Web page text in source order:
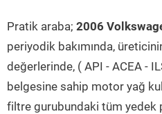
Pratik araba; 2006
periyodik bakımında,
değerlerinde, ( API - ACEA -
belgesine sahip motor yağ
filtre gurubundaki tüm yedek